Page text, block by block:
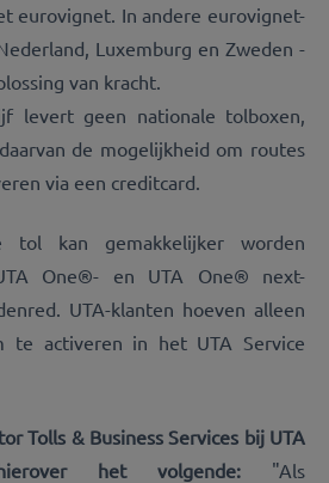
eurovignet. In andere eurovignet-
Luxemburg en Zweden -
van kracht.
levert geen nationale tolboxen,
de mogelijkheid om routes
via een creditcard.
tol kan gemakkelijker worden
One®- en UTA One® next-
UTA-klanten hoeven alleen
te activeren in het UTA Service
Tolls & Business Services bij UTA
het volgende: "Als